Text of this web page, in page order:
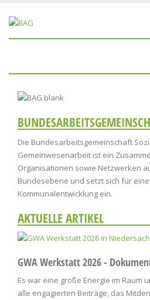
zum
Image
Die Bundesarbeitsgemeinschaft
Gemeinwesenarbeit ist ein
Organisationen sowie Netzwerken
Bundesebene und setzt sich für
Kommunalentwicklung ein.
AKTUELLE ARTIKEL
GWA Werkstatt 2026 -
Es war eine große Energie im Raum
alle engagierten Beiträge, das